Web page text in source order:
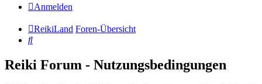
Anmelden
ReikiLand Foren-Übersicht
Suche
Reiki Forum - Nutzungsbedingungen